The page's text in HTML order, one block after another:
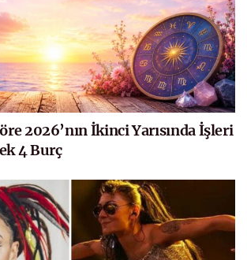
2026’nın İkinci Yarısında İşleri
4 Burç